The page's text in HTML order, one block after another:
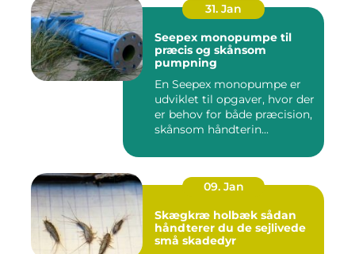
31. Jan
Seepex monopumpe til
præcis og skånsom
pumpning
En Seepex monopumpe er
udviklet til opgaver, hvor der
er behov for både præcision,
skånsom håndterin...
09. Jan
Skægkræ holbæk sådan
håndterer du de sejlivede
små skadedyr